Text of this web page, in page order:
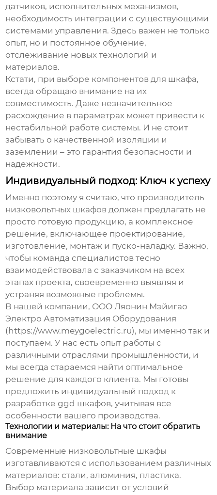
датчиков, исполнительных механизмов,
необходимость интеграции с существующими
системами управления. Здесь важен не только
опыт, но и постоянное обучение,
отслеживание новых технологий и
материалов.
Кстати, при выборе компонентов для шкафа,
всегда обращаю внимание на их
совместимость. Даже незначительное
расхождение в параметрах может привести к
нестабильной работе системы. И не стоит
забывать о качественной изоляции и
заземлении – это гарантия безопасности и
надежности.
Индивидуальный подход: Ключ к успеху
Именно поэтому я считаю, что производитель
низковольтных шкафов должен предлагать не
просто готовую продукцию, а комплексное
решение, включающее проектирование,
изготовление, монтаж и пуско-наладку. Важно,
чтобы команда специалистов тесно
взаимодействовала с заказчиком на всех
этапах проекта, своевременно выявляя и
устраняя возможные проблемы.
В нашей компании, ООО Ляонин Мэйигао
Электро Автоматизация Оборудования
(https://www.meygoelectric.ru), мы именно так и
поступаем. У нас есть опыт работы с
различными отраслями промышленности, и
мы всегда стараемся найти оптимальное
решение для каждого клиента. Мы готовы
предложить индивидуальный подход к
разработкеggd шкафов, учитывая все
особенности вашего производства.
Технологии и материалы: На что стоит обратить
внимание
Современные низковольтные шкафы
изготавливаются с использованием различных
материалов: стали, алюминия, пластика.
Выбор материала зависит от условий